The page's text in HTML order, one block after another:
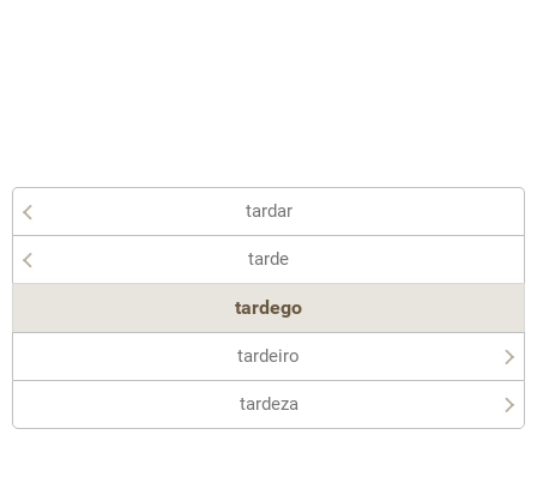
tardar
tarde
tardego
tardeiro
tardeza